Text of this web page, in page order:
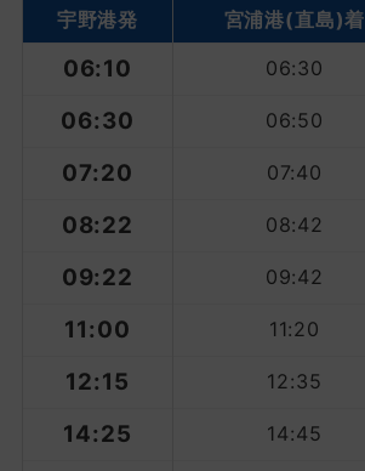
宇野港発 宮浦港(直島)着
06:10 06:30
06:30 06:50
07:20 07:40
08:22 08:42
09:22 09:42
11:00 11:20
12:15 12:35
14:25 14:45